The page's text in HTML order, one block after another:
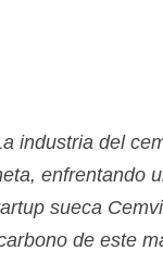
industria del
enfrentando
sueca
de este